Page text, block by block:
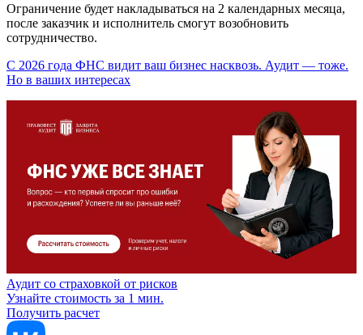
Ограничение будет накладываться на 2 календарных месяца,
после заказчик и исполнитель смогут возобновить
сотрудничество.
С 2026 года ФНС видит ваш бизнес насквозь. Аудит — тоже.
Но в ваших интересах
Аудит со страховкой от рисков
Узнайте стоимость за 1 мин.
Получить расчет